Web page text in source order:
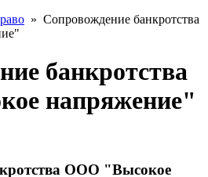
» Сопровождение банкротства
банкротства
напряжение"
ООО "Высокое